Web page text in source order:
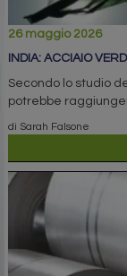
26 maggio 2026
INDIA: ACCIAIO
Secondo lo studio
potrebbe
di Sarah Falsone